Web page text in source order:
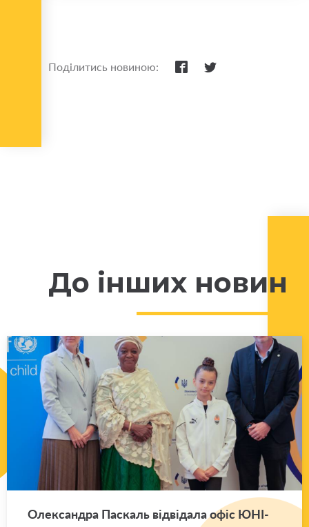
Поділитись новиною:
До інших новин
Оле­ксан­дра Па­скаль від­ві­да­ла офіс ЮНІ­